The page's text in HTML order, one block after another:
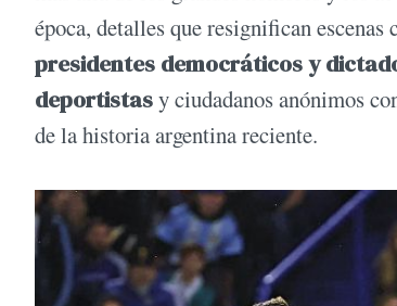
época, detalles que resignifican
presidentes democráticos y
deportistasy ciudadanos anónimos
de la historia argentina reciente.